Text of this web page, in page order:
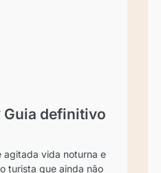
Guia definitivo
agitada vida noturna e
turista que ainda não